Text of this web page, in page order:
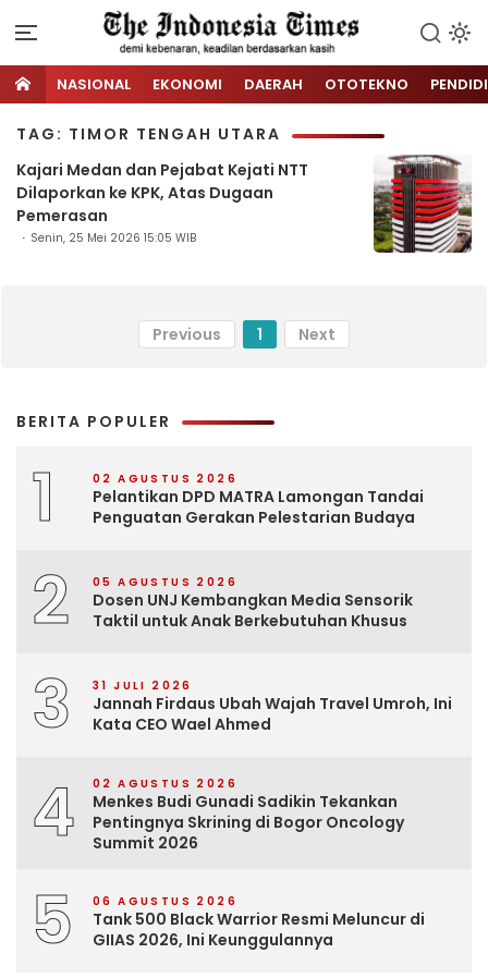
NASIONAL EKONOMI DAERAH OTOTEKNO
TAG: TIMOR TENGAH UTARA
Kajari Medan dan Pejabat Kejati NTT
Dilaporkan ke KPK, Atas Dugaan
Pemerasan
Senin, 25 Mei 2026 15:05 WIB
Previous 1 Next
BERITA POPULER
1 02 AGUSTUS 2026
Pelantikan DPD MATRA Lamongan Tandai
Penguatan Gerakan Pelestarian Budaya
2 05 AGUSTUS 2026
Dosen UNJ Kembangkan Media Sensorik
Taktil untuk Anak Berkebutuhan Khusus
3 31 JULI 2026
Jannah Firdaus Ubah Wajah Travel Umroh, Ini
Kata CEO Wael Ahmed
4 02 AGUSTUS 2026
Menkes Budi Gunadi Sadikin Tekankan
Pentingnya Skrining di Bogor Oncology
Summit 2026
5 06 AGUSTUS 2026
Tank 500 Black Warrior Resmi Meluncur di
GIIAS 2026, Ini Keunggulannya